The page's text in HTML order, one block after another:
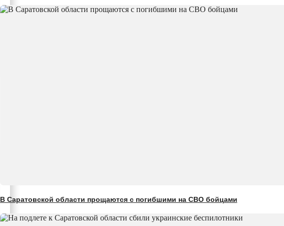
В Саратовской области прощаются с погибшими на СВО бойцами